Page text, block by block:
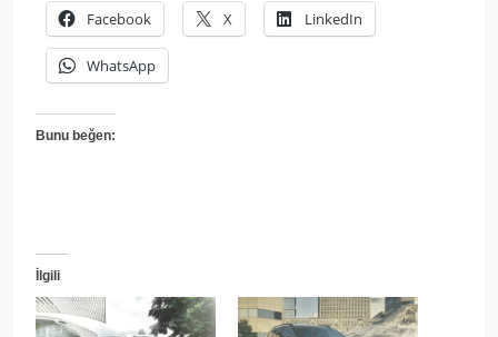
Facebook X LinkedIn
WhatsApp
Bunu beğen:
İlgili